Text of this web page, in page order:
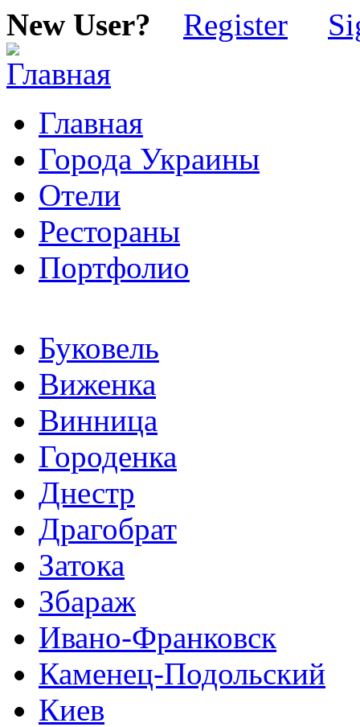
New User? Register
Главная
Города Украины
Отели
Рестораны
Портфолио
Буковель
Виженка
Винница
Городенка
Днестр
Драгобрат
Затока
Збараж
Ивано-Франковск
Каменец-Подольский
Киев